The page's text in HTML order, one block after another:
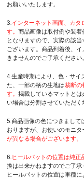
お願いいたします。
3.インターネット画面、カタ
す。 商品画像は取付例や装
となりますので、実際の該
ございます。商品到着後、
きませんのでご了承ください。
4.生産時期により、色・サイ
た、一部の柄の生地は裁断の
す。 掲載しているマットと
い場合は分割させていただく
5.商品画像の色につきまして
おりますが、お使いのモニ
が異なる場合がございます。
6.ヒールパットの位置は純正
換は出来かねますのでご了承
ヒールパットの位置は車種